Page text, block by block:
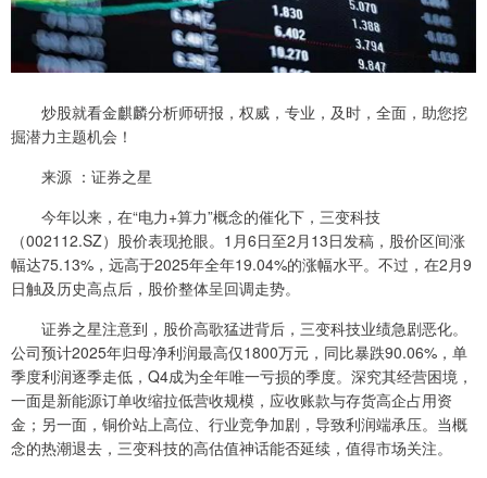
炒股就看金麒麟分析师研报，权威，专业，及时，全面，助您挖
掘潜力主题机会！
来源 ：证券之星
今年以来，在“电力+算力”概念的催化下，三变科技
（002112.SZ）股价表现抢眼。1月6日至2月13日发稿，股价区间涨
幅达75.13%，远高于2025年全年19.04%的涨幅水平。不过，在2月9
日触及历史高点后，股价整体呈回调走势。
证券之星注意到，股价高歌猛进背后，三变科技业绩急剧恶化。
公司预计2025年归母净利润最高仅1800万元，同比暴跌90.06%，单
季度利润逐季走低，Q4成为全年唯一亏损的季度。深究其经营困境，
一面是新能源订单收缩拉低营收规模，应收账款与存货高企占用资
金；另一面，铜价站上高位、行业竞争加剧，导致利润端承压。当概
念的热潮退去，三变科技的高估值神话能否延续，值得市场关注。